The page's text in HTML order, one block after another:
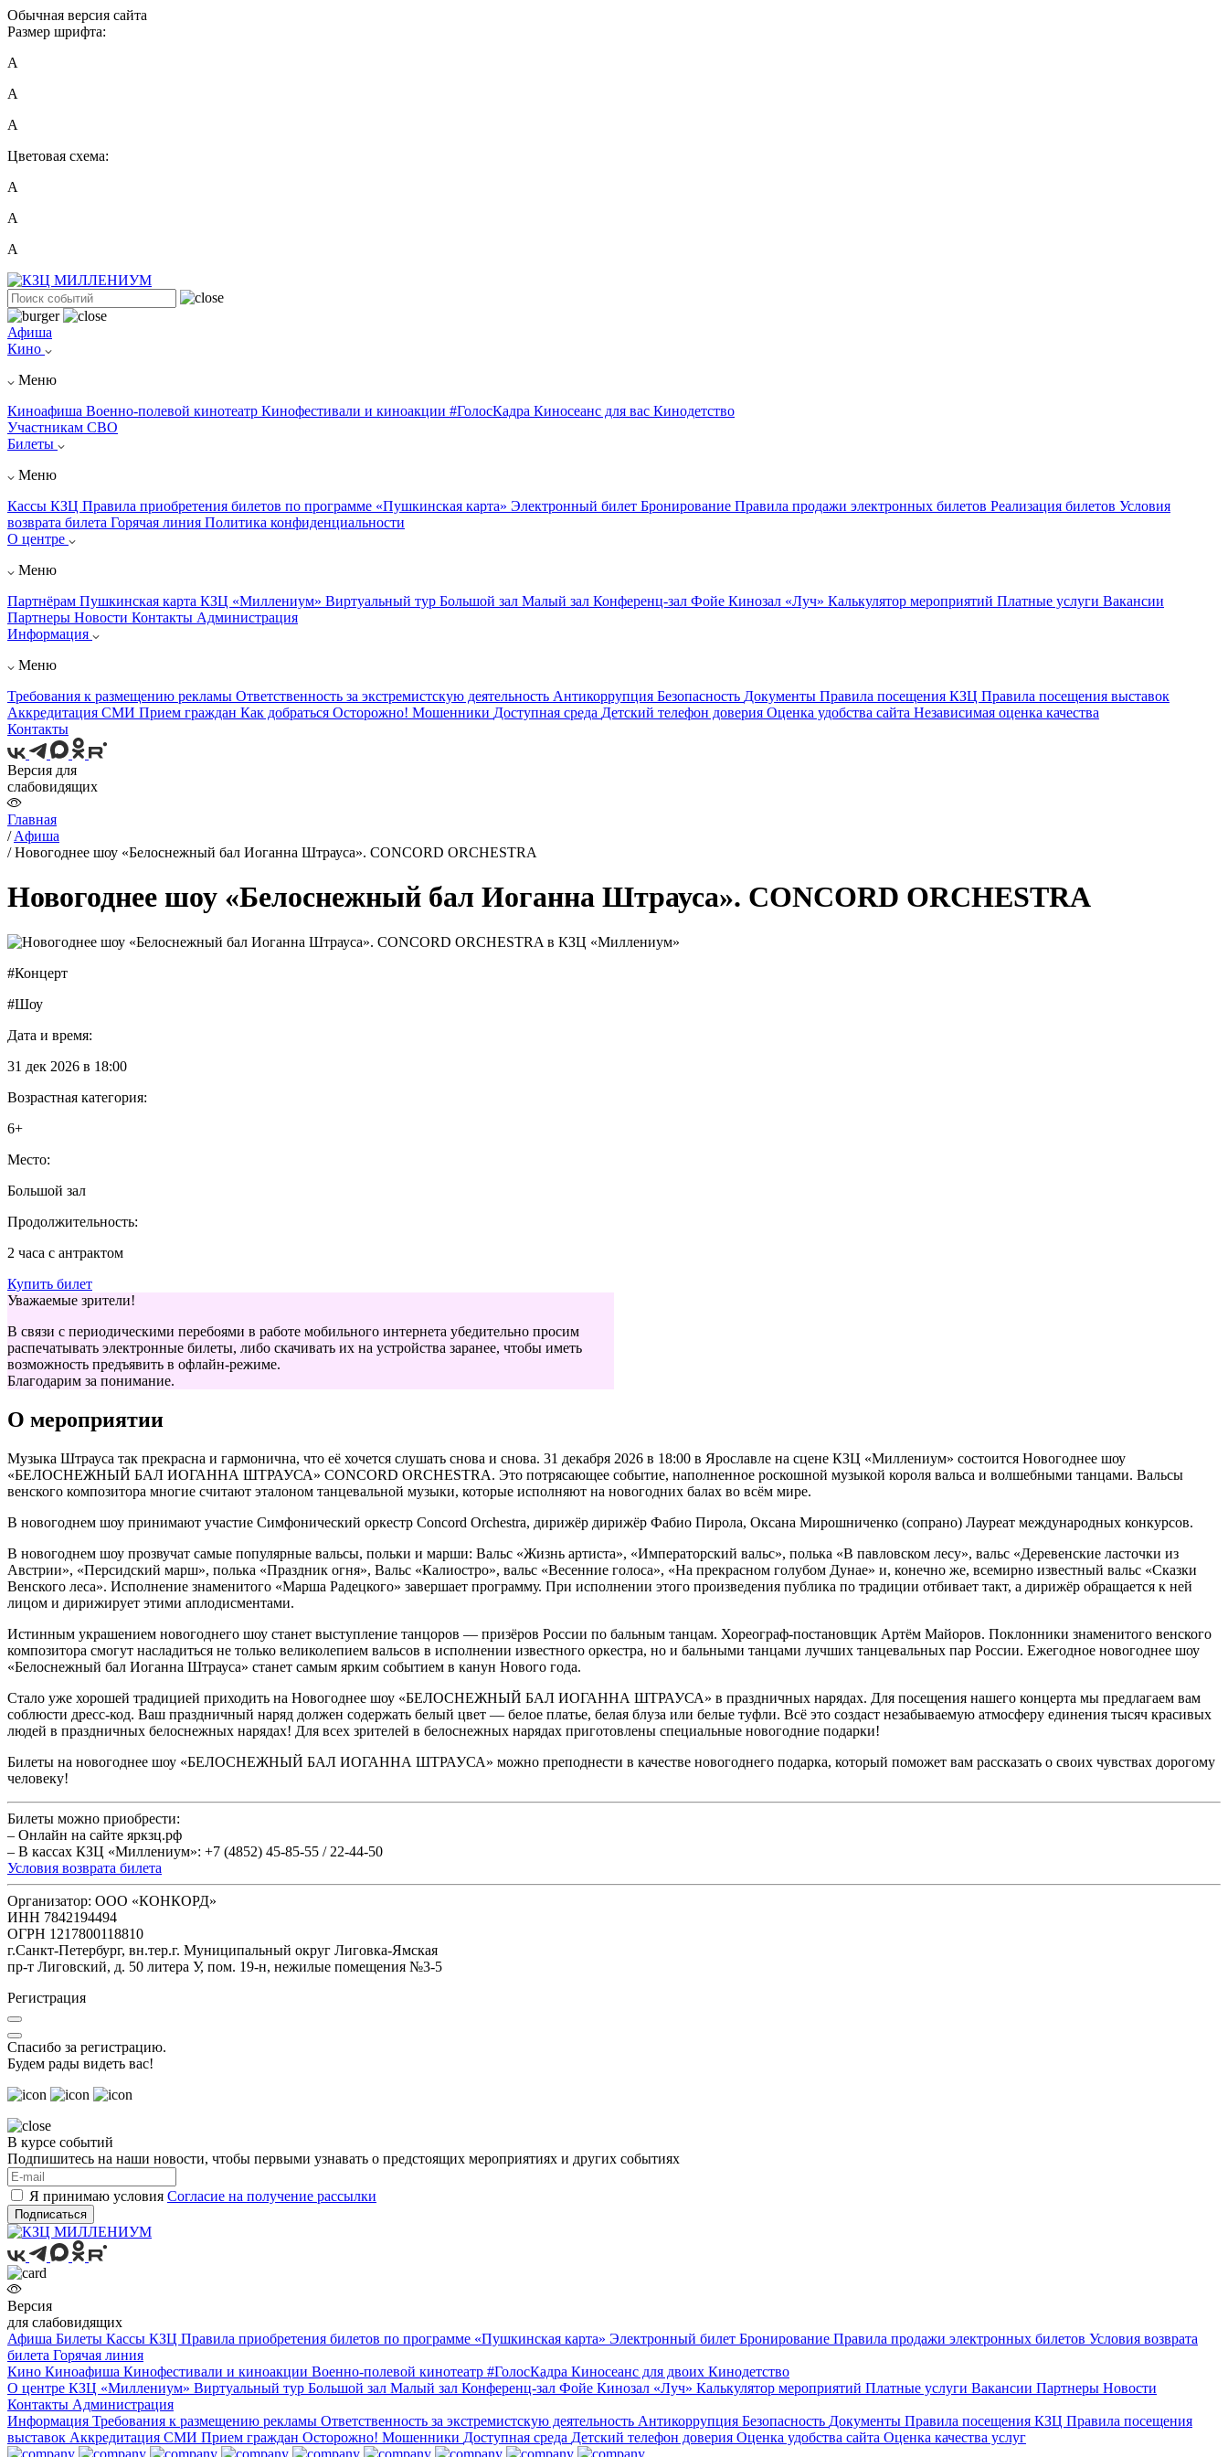
Обычная версия сайта
Размер шрифта:
A
A
A
Цветовая схема:
А
А
А
Афиша
Кино
Меню
Киноафиша Военно-полевой кинотеатр Кинофестивали и киноакции #ГолосКадра Киносеанс для вас Кинодетство
Участникам СВО
Билеты
Меню
Кассы КЗЦ Правила приобретения билетов по программе «Пушкинская карта» Электронный билет Бронирование Правила продажи электронных билетов Реализация билетов Условия
возврата билета Горячая линия Политика конфиденциальности
О центре
Меню
Партнёрам Пушкинская карта КЗЦ «Миллениум» Виртуальный тур Большой зал Малый зал Конференц-зал Фойе Кинозал «Луч» Калькулятор мероприятий Платные услуги Вакансии
Партнеры Новости Контакты Администрация
Информация
Меню
Требования к размещению рекламы Ответственность за экстремистскую деятельность Антикоррупция Безопасность Документы Правила посещения КЗЦ Правила посещения выставок
Аккредитация СМИ Прием граждан Как добраться Осторожно! Мошенники Доступная среда Детский телефон доверия Оценка удобства сайта Независимая оценка качества
Контакты
Версия для
слабовидящих
Главная
/Aфиша
/Новогоднее шоу «Белоснежный бал Иоганна Штрауса». CONCORD ORCHESTRA
Новогоднее шоу «Белоснежный бал Иоганна Штрауса». CONCORD ORCHESTRA
#Концерт
#Шоу
Дата и время:
31 дек 2026 в 18:00
Возрастная категория:
6+
Место:
Большой зал
Продолжительность:
2 часа с антрактом
Купить билет
Уважаемые зрители!
В связи с периодическими перебоями в работе мобильного интернета убедительно просим
распечатывать электронные билеты, либо скачивать их на устройства заранее, чтобы иметь
возможность предъявить в офлайн-режиме.
Благодарим за понимание.
О мероприятии
Музыка Штрауса так прекрасна и гармонична, что её хочется слушать снова и снова. 31 декабря 2026 в 18:00 в Ярославле на сцене КЗЦ «Миллениум» состоится Новогоднее шоу
«БЕЛОСНЕЖНЫЙ БАЛ ИОГАННА ШТРАУСА» CONCORD ORCHESTRA. Это потрясающее событие, наполненное роскошной музыкой короля вальса и волшебными танцами. Вальсы
венского композитора многие считают эталоном танцевальной музыки, которые исполняют на новогодних балах во всём мире.
В новогоднем шоу принимают участие Симфонический оркестр Concord Orchestra, дирижёр дирижёр Фабио Пирола, Оксана Мирошниченко (сопрано) Лауреат международных конкурсов.
В новогоднем шоу прозвучат самые популярные вальсы, польки и марши: Вальс «Жизнь артиста», «Императорский вальс», полька «В павловском лесу», вальс «Деревенские ласточки из
Австрии», «Персидский марш», полька «Праздник огня», Вальс «Калиостро», вальс «Весенние голоса», «На прекрасном голубом Дунае» и, конечно же, всемирно известный вальс «Сказки
Венского леса». Исполнение знаменитого «Марша Радецкого» завершает программу. При исполнении этого произведения публика по традиции отбивает такт, а дирижёр обращается к ней
лицом и дирижирует этими аплодисментами.
Истинным украшением новогоднего шоу станет выступление танцоров — призёров России по бальным танцам. Хореограф-постановщик Артём Майоров. Поклонники знаменитого венского
композитора смогут насладиться не только великолепием вальсов в исполнении известного оркестра, но и бальными танцами лучших танцевальных пар России. Ежегодное новогоднее шоу
«Белоснежный бал Иоганна Штрауса» станет самым ярким событием в канун Нового года.
Стало уже хорошей традицией приходить на Новогоднее шоу «БЕЛОСНЕЖНЫЙ БАЛ ИОГАННА ШТРАУСА» в праздничных нарядах. Для посещения нашего концерта мы предлагаем вам
соблюсти дресс-код. Ваш праздничный наряд должен содержать белый цвет — белое платье, белая блуза или белые туфли. Всё это создаст незабываемую атмосферу единения тысяч красивых
людей в праздничных белоснежных нарядах! Для всех зрителей в белоснежных нарядах приготовлены специальные новогодние подарки!
Билеты на новогоднее шоу «БЕЛОСНЕЖНЫЙ БАЛ ИОГАННА ШТРАУСА» можно преподнести в качестве новогоднего подарка, который поможет вам рассказать о своих чувствах дорогому
человеку!
Билеты можно приобрести:
– Онлайн на сайте яркзц.рф
– В кассах КЗЦ «Миллениум»: +7 (4852) 45-85-55 / 22-44-50
Условия возврата билета
Организатор: ООО «КОНКОРД»
ИНН 7842194494
ОГРН 1217800118810
г.Санкт-Петербург, вн.тер.г. Муниципальный округ Лиговка-Ямская
пр-т Лиговский, д. 50 литера У, пом. 19-н, нежилые помещения №3-5
Регистрация
Спасибо за регистрацию.
Будем рады видеть вас!
В курсе событий
Подпишитесь на наши новости, чтобы первыми узнавать о предстоящих мероприятиях и других событиях
Я принимаю условия Согласие на получение рассылки
Подписаться
Версия
для слабовидящих
Афиша Билеты Кассы КЗЦ Правила приобретения билетов по программе «Пушкинская карта» Электронный билет Бронирование Правила продажи электронных билетов Условия возврата
билета Горячая линия
Кино Киноафиша Кинофестивали и киноакции Военно-полевой кинотеатр #ГолосКадра Киносеанс для двоих Кинодетство
О центре КЗЦ «Миллениум» Виртуальный тур Большой зал Малый зал Конференц-зал Фойе Кинозал «Луч» Калькулятор мероприятий Платные услуги Вакансии Партнеры Новости
Контакты Администрация
Информация Требования к размещению рекламы Ответственность за экстремистскую деятельность Антикоррупция Безопасность Документы Правила посещения КЗЦ Правила посещения
выставок Аккредитация СМИ Прием граждан Осторожно! Мошенники Доступная среда Детский телефон доверия Оценка удобства сайта Оценка качества услуг